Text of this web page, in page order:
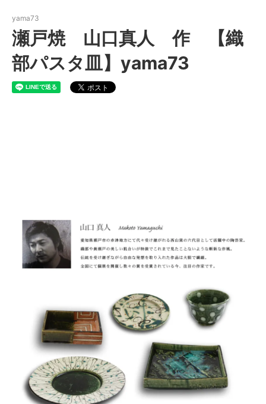
yama73
瀬戸焼 山口真人 作 【織
部パスタ皿】yama73